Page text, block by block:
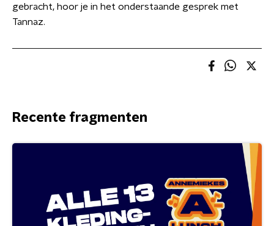
gebracht, hoor je in het onderstaande gesprek met
Tannaz.
Recente fragmenten